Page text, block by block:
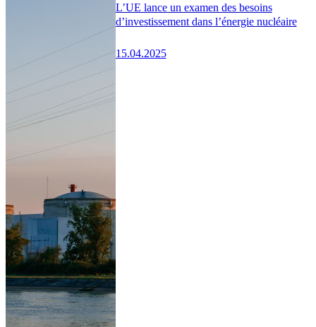
L’UE lance un examen des besoins
d’investissement dans l’énergie nucléaire
15.04.2025